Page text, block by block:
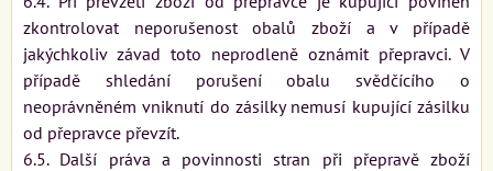
zkontrolovat neporušenost obalů zboží a v případě
jakýchkoliv závad toto neprodleně oznámit přepravci. V
případě shledání porušení obalu svědčícího o
neoprávněném vniknutí do zásilky nemusí kupující zásilku
od přepravce převzít.
6.5. Další práva a povinnosti stran při přepravě zboží